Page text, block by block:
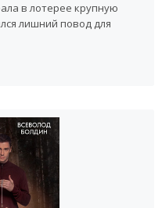
в лотерее крупную
лишний повод для